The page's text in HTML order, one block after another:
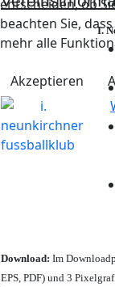
entscheiden, ob
beachten Sie,
mehr alle
Akzeptieren
I.
Download: Im
EPS, PDF) und 3